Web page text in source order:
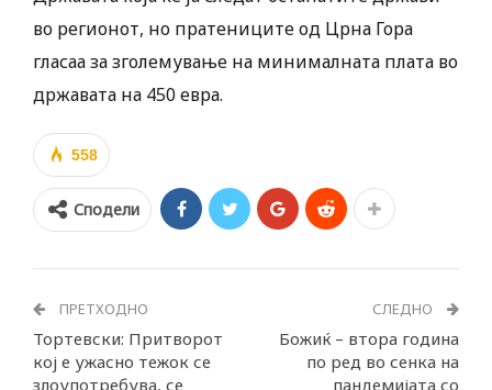
во регионот, но пратениците од Црна Гора
гласаа за зголемување на минималната плата во
државата на 450 евра.
558
Сподели
ПРЕТХОДНО
Тортевски: Притворот
кој е ужасно тежок се
злоупотребува, се
СЛЕДНО
Божиќ – втора година
по ред во сенка на
пандемијата со